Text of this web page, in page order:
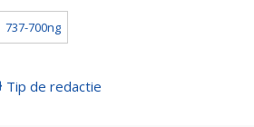
737-700ng
Tip de redactie